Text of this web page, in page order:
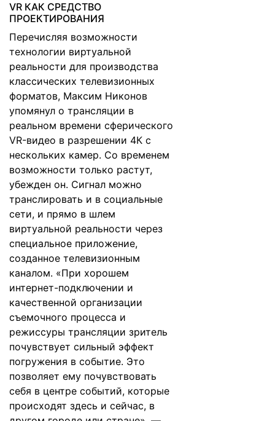
VR КАК СРЕДСТВО
ПРОЕКТИРОВАНИЯ
Перечисляя возможности
технологии виртуальной
реальности для производства
классических телевизионных
форматов, Максим Никонов
упомянул о трансляции в
реальном времени сферического
VR-видео в разрешении 4К с
нескольких камер. Со временем
возможности только растут,
убежден он. Сигнал можно
транслировать и в социальные
сети, и прямо в шлем
виртуальной реальности через
специальное приложение,
созданное телевизионным
каналом. «При хорошем
интернет-подключении и
качественной организации
съемочного процесса и
режиссуры трансляции зритель
почувствует сильный эффект
погружения в событие. Это
позволяет ему почувствовать
себя в центре событий, которые
происходят здесь и сейчас, в